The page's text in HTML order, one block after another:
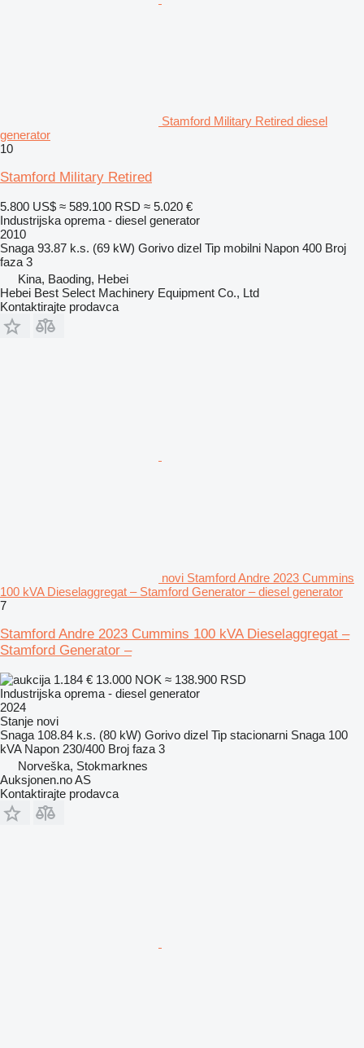
Stamford Military Retired diesel
generator
10
Stamford Military Retired
5.800 US$ ≈ 589.100 RSD ≈ 5.020 €
Industrijska oprema - diesel generator
2010
Snaga 93.87 k.s. (69 kW) Gorivo dizel Tip mobilni Napon 400 Broj
faza 3
Kina, Baoding, Hebei
Hebei Best Select Machinery Equipment Co., Ltd
Kontaktirajte prodavca
novi Stamford Andre 2023 Cummins
100 kVA Dieselaggregat – Stamford Generator – diesel generator
7
Stamford Andre 2023 Cummins 100 kVA Dieselaggregat –
Stamford Generator –
1.184 € 13.000 NOK ≈ 138.900 RSD
Industrijska oprema - diesel generator
2024
Stanje novi
Snaga 108.84 k.s. (80 kW) Gorivo dizel Tip stacionarni Snaga 100
kVA Napon 230/400 Broj faza 3
Norveška, Stokmarknes
Auksjonen.no AS
Kontaktirajte prodavca